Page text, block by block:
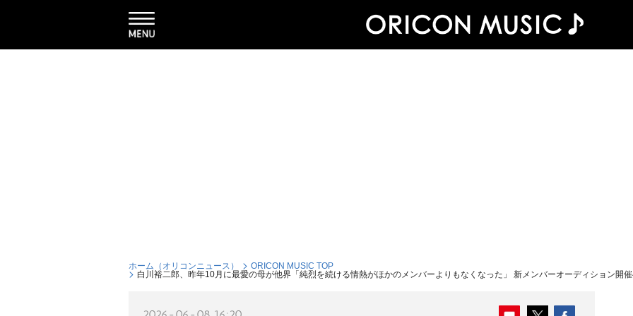
ホーム（オリコンニュース）
ORICON MUSIC TOP
白川裕二郎、昨年10月に最愛の母が他界「純烈を続ける情熱がほかのメンバーよりもなくなった」 新メンバーオーディション開